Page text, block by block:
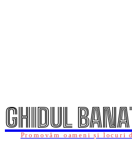
GHIDUL
Promovăm oameni și locuri